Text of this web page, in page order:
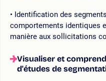
Identification des
comportements identiques
manière aux sollicitations
Visualiser et
d'études de